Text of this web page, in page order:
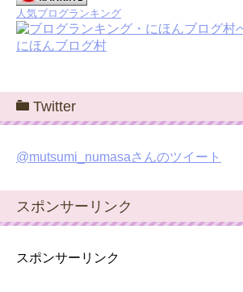
人気ブログランキング
にほんブログ村
Twitter
@mutsumi_numasaさんのツイート
スポンサーリンク
スポンサーリンク